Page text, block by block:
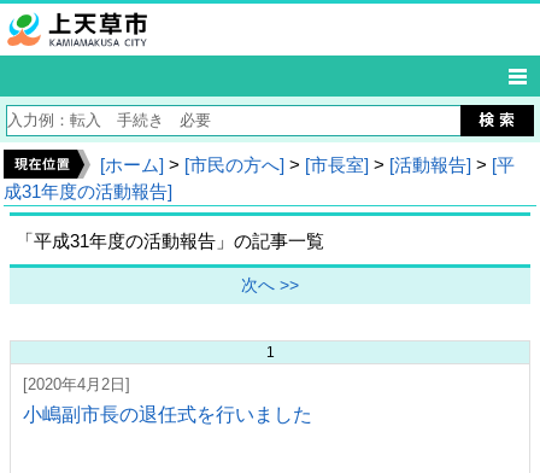
[ホーム] > [市民の方へ] > [市長室] > [活動報告] > [平
成31年度の活動報告]
「平成31年度の活動報告」の記事一覧
次へ >>
1
[2020年4月2日]
小嶋副市長の退任式を行いました